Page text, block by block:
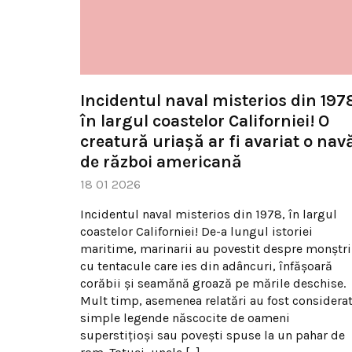
Incidentul naval misterios din
în largul coastelor Californiei! O
creatură uriașă ar fi avariat o
de război americană
18 01 2026
Incidentul naval misterios din 1978, în largul
coastelor Californiei! De-a lungul istoriei
maritime, marinarii au povestit despre monștri
cu tentacule care ies din adâncuri, înfășoară
corăbii și seamănă groază pe mările deschise.
Mult timp, asemenea relatări au fost
simple legende născocite de oameni
superstițioși sau povești spuse la un pahar de